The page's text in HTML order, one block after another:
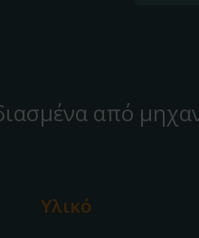
από
Υλικό